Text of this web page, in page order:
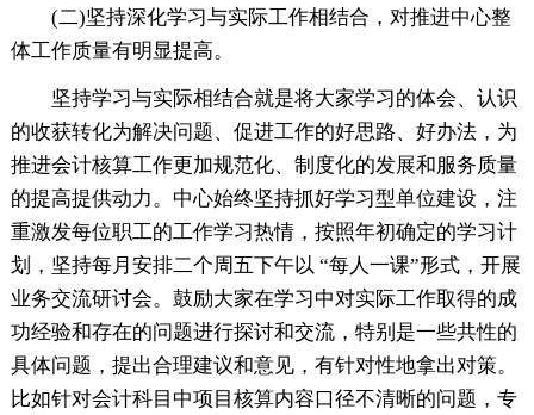
(二)坚持深化学习与实际工作相结合，对推进中心整
体工作质量有明显提高。
坚持学习与实际相结合就是将大家学习的体会、认识
的收获转化为解决问题、促进工作的好思路、好办法，为
推进会计核算工作更加规范化、制度化的发展和服务质量
的提高提供动力。中心始终坚持抓好学习型单位建设，注
重激发每位职工的工作学习热情，按照年初确定的学习计
划，坚持每月安排二个周五下午以 “每人一课”形式，开展
业务交流研讨会。鼓励大家在学习中对实际工作取得的成
功经验和存在的问题进行探讨和交流，特别是一些共性的
具体问题，提出合理建议和意见，有针对性地拿出对策。
比如针对会计科目中项目核算内容口径不清晰的问题，专